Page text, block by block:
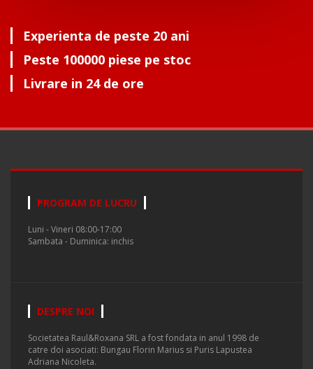
Experienta de peste 20 ani
Peste 100000 piese pe stoc
Livrare in 24 de ore
PROGRAM DE LUCRU
Luni - Vineri 08:00-17:00
Sambata - Duminica: inchis
DESPRE NOI
Societatea Raul&Roxana SRL a fost fondata in anul 1998 de
catre doi asociati: Bungau Florin Marius si Puris Lapustea
Adriana Nicoleta.